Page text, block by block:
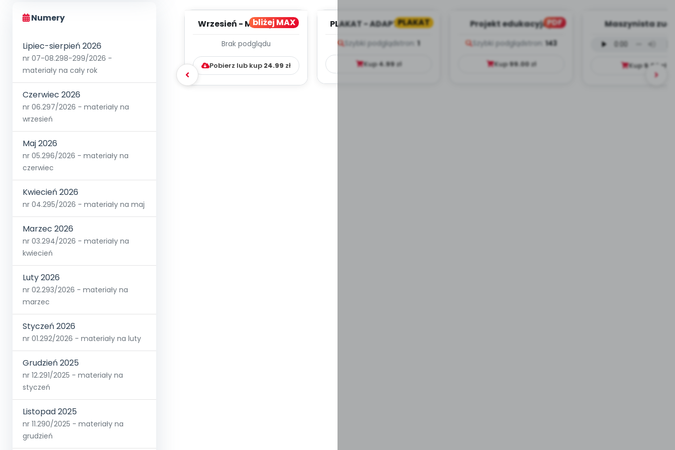
Numery
Lipiec-sierpień 2026
nr 07-08.298-299/2026 -
materiały na cały rok
Czerwiec 2026
nr 06.297/2026 - materiały na
wrzesień
Maj 2026
nr 05.296/2026 - materiały na
czerwiec
Kwiecień 2026
nr 04.295/2026 - materiały na maj
Marzec 2026
nr 03.294/2026 - materiały na
kwiecień
Luty 2026
nr 02.293/2026 - materiały na
marzec
Styczeń 2026
nr 01.292/2026 - materiały na luty
Grudzień 2025
nr 12.291/2025 - materiały na
styczeń
Listopad 2025
nr 11.290/2025 - materiały na
grudzień
bliżej MAX
Wrzesień - MIESIĘCZNY
WYCHOWAWCZO –
DYDAKTYC...
Brak podglądu
Pobierz lub kup 24.99 zł
PLAKAT
PLAKAT - ADAPTACJA -
Szybki podglądstron: 1
Kup4.99zł
PDF
Projekt edukacyjny
Szybki podglądstron: 143
Kup99.00zł
Maszynista
mp3)
Kup9.99 zł